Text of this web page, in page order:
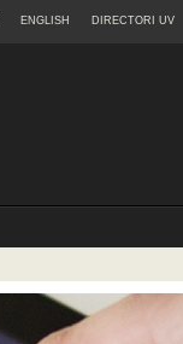
ENGLISH DIRECTORI UV